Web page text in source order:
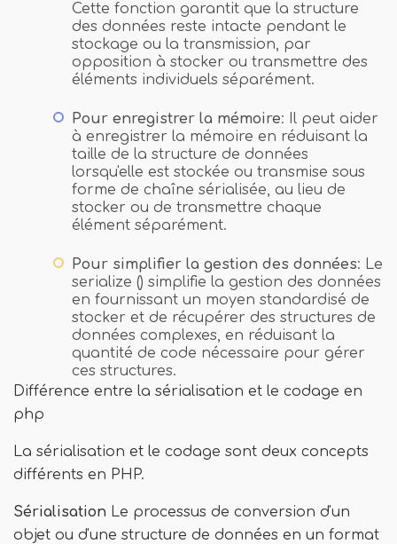
Cette fonction garantit que la structure
des données reste intacte pendant le
stockage ou la transmission, par
opposition à stocker ou transmettre des
éléments individuels séparément.
Pour enregistrer la mémoire: Il peut aider
à enregistrer la mémoire en réduisant la
taille de la structure de données
lorsqu'elle est stockée ou transmise sous
forme de chaîne sérialisée, au lieu de
stocker ou de transmettre chaque
élément séparément.
Pour simplifier la gestion des données: Le
serialize () simplifie la gestion des données
en fournissant un moyen standardisé de
stocker et de récupérer des structures de
données complexes, en réduisant la
quantité de code nécessaire pour gérer
ces structures.
Différence entre la sérialisation et le codage en
php
La sérialisation et le codage sont deux concepts
différents en PHP.
Sérialisation Le processus de conversion d'un
objet ou d'une structure de données en un format